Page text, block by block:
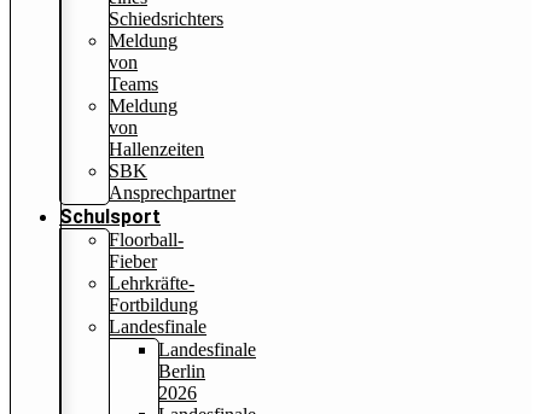
Schiedsrichters
Meldung
von
Teams
Meldung
von
Hallenzeiten
SBK
Ansprechpartner
Schulsport
Floorball-
Fieber
Lehrkräfte-
Fortbildung
Landesfinale
Landesfinale
Berlin
2026